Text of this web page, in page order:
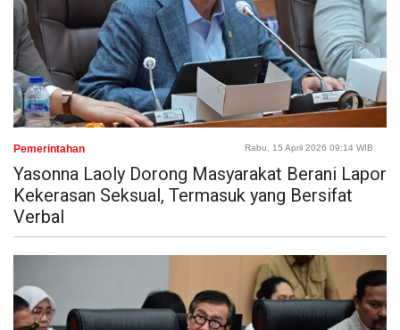
Pemerintahan Rabu, 15 April 2026 09:14 WIB
Yasonna Laoly Dorong Masyarakat Berani Lapor
Kekerasan Seksual, Termasuk yang Bersifat
Verbal